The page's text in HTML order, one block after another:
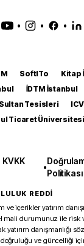
• • •
SoftITo
Kitap
İDTM İstanbul
Tesisleri
Ticaret Üniversitesi
KVKK
•
Politikası
REDDİ
içerikler yatırım
mali durumunuz ile
yatırım danışmanlığı
ve güncelliği